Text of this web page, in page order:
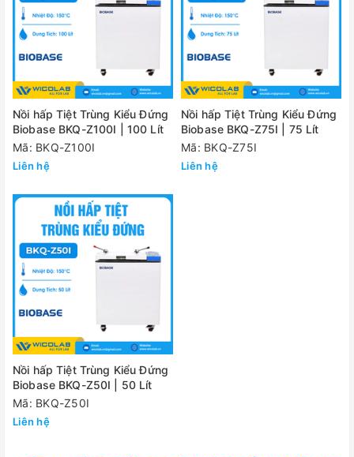
Nồi hấp Tiệt Trùng Kiểu Đứng
Biobase BKQ-Z100I | 100 Lít
Mã: BKQ-Z100I
Liên hệ
Nồi hấp Tiệt Trùng Kiểu Đứng
Biobase BKQ-Z75I | 75 Lít
Mã: BKQ-Z75I
Liên hệ
Nồi hấp Tiệt Trùng Kiểu Đứng
Biobase BKQ-Z50I | 50 Lít
Mã: BKQ-Z50I
Liên hệ